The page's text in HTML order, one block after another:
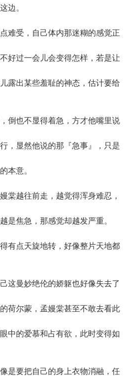
边。
受，自己体内那迷糊的感觉正
好过一会儿会变得怎样，若是让
露出某些羞耻的神态，估计要给
也不显得着急，方才他嘴里说
，显然他说的那『急事』，只是
本意。
越往前走，越觉得浑身难忍，
是焦急，那感觉却越发严重。
点天旋地转，好像整片天地都
曼妙绝伦的娇躯也好像失去了
荷尔蒙，孟嫚棠甚至不敢去看此
中的爱慕和占有欲，此时变得如
要把自己的身上衣物消融，任